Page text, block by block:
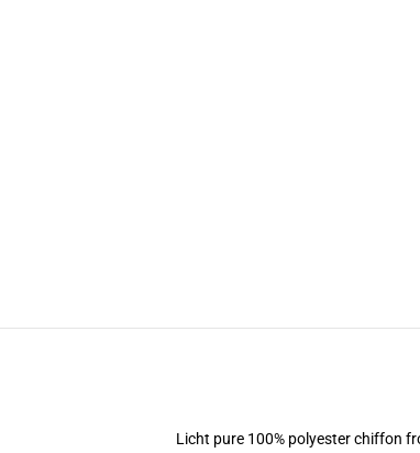
Licht pure 100% polyester chiffon